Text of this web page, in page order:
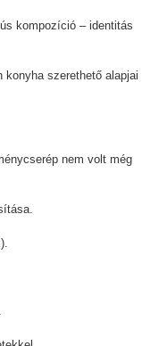
kompozíció – identitás
konyha szerethető alapjai
nem volt még